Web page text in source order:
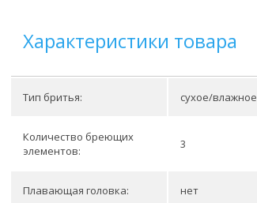
Характеристики товара
Тип бритья: сухое/влажное
Количество бреющих
элементов:
3
Плавающая головка: нет